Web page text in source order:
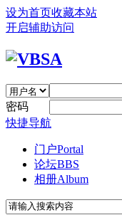
设为首页收藏本站
开启辅助访问
密码
快捷导航
门户Portal
论坛BBS
相册Album